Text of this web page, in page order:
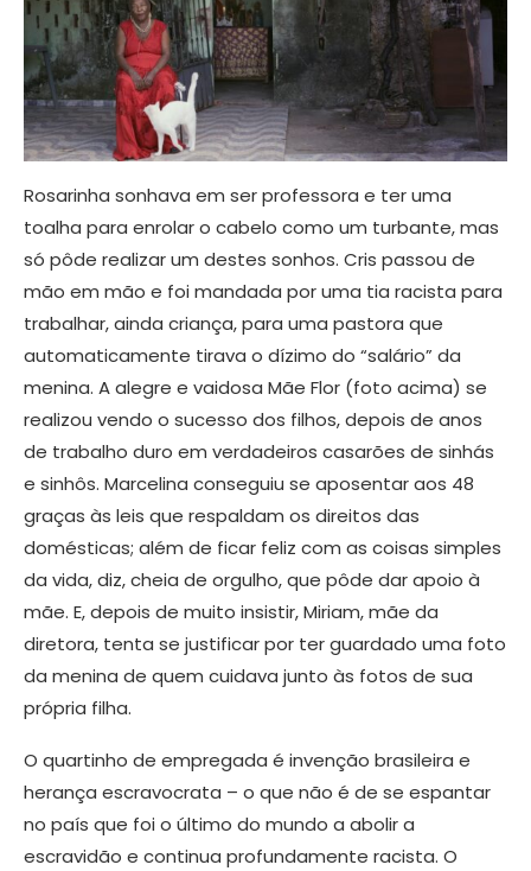
Rosarinha sonhava em ser professora e ter uma
toalha para enrolar o cabelo como um turbante, mas
só pôde realizar um destes sonhos. Cris passou de
mão em mão e foi mandada por uma tia racista para
trabalhar, ainda criança, para uma pastora que
automaticamente tirava o dízimo do “salário” da
menina. A alegre e vaidosa Mãe Flor (foto acima) se
realizou vendo o sucesso dos filhos, depois de anos
de trabalho duro em verdadeiros casarões de sinhás
e sinhôs. Marcelina conseguiu se aposentar aos 48
graças às leis que respaldam os direitos das
domésticas; além de ficar feliz com as coisas simples
da vida, diz, cheia de orgulho, que pôde dar apoio à
mãe. E, depois de muito insistir, Miriam, mãe da
diretora, tenta se justificar por ter guardado uma foto
da menina de quem cuidava junto às fotos de sua
própria filha.
O quartinho de empregada é invenção brasileira e
herança escravocrata – o que não é de se espantar
no país que foi o último do mundo a abolir a
escravidão e continua profundamente racista. O